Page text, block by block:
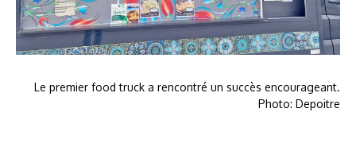
Le premier food truck a rencontré un succès encourageant.
Photo: Depoitre